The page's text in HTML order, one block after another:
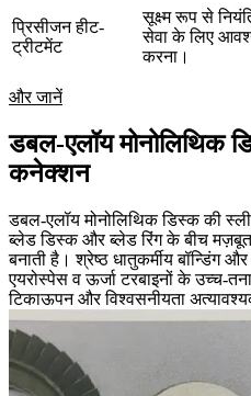
प्रिसीजन हीट-
ट्रीटमेंट
सूक्ष्म रूप से
सेवा के लिए
करना।
और जानें
डबल-एलॉय मोनोलिथिक
कनेक्शन
डबल-एलॉय मोनोलिथिक डिस्क की
ब्लेड डिस्क और ब्लेड रिंग के बीच
बनाती है। श्रेष्ठ धातुकर्मीय बॉन्डिंग
एयरोस्पेस व ऊर्जा टरबाइनों के उच्च-
टिकाऊपन और विश्वसनीयता